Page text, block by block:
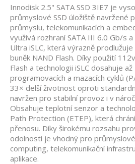
Innodisk 2.5" SATA SSD 3IE7 je
průmyslové SSD úložiště navržené
průmyslu, telekomunikacích a
využívá rozhraní SATA III 6.0 Gb/s
Ultra iSLC, která výrazně
buněk NAND Flash. Díky použití
Flash a technologii iSLC dosahuje
programovacích a mazacích cyklů
33× delší životnost oproti
navržen pro stabilní provoz i v
Obsahuje teplotní senzor a
Path Protection (ETEP), která
přenosu. Díky širokému rozsahu
odolnosti je vhodný pro
computing, telekomunikační
aplikace.